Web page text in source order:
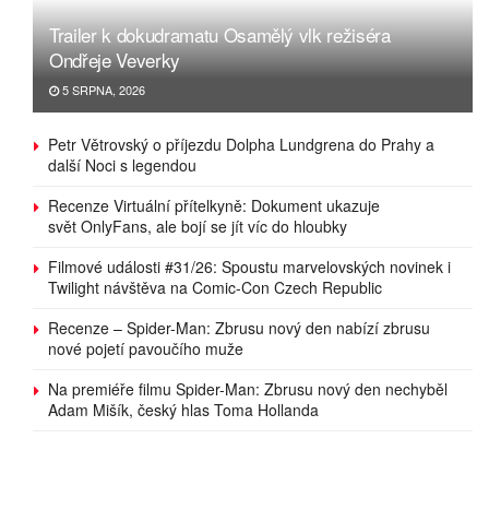
Trailer k dokudramatu Osamělý vlk režiséra
Ondřeje Veverky
5 SRPNA, 2026
Petr Větrovský o příjezdu Dolpha Lundgrena do Prahy a
další Noci s legendou
Recenze Virtuální přítelkyně: Dokument ukazuje
svět OnlyFans, ale bojí se jít víc do hloubky
Filmové události #31/26: Spoustu marvelovských novinek i
Twilight návštěva na Comic-Con Czech Republic
Recenze – Spider-Man: Zbrusu nový den nabízí zbrusu
nové pojetí pavoučího muže
Na premiéře filmu Spider-Man: Zbrusu nový den nechyběl
Adam Mišík, český hlas Toma Hollanda